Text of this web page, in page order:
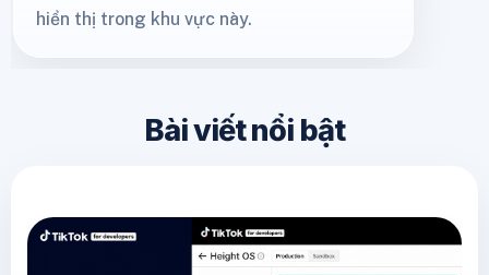
hiển thị trong khu vực này.
Bài viết nổi bật